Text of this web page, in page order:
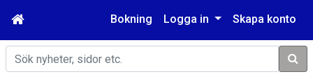
Bokning Logga in Skapa konto
Sök